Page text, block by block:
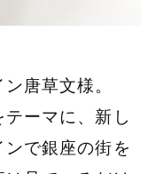
唐草文様。
テーマに、新し
で銀座の街を